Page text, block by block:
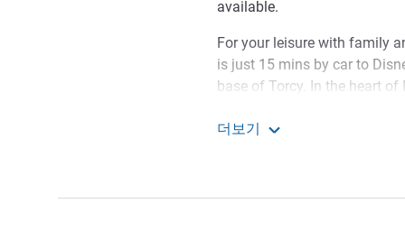
available.
For your leisure with family
is just 15 mins by car to
base of Torcy. In the heart
for business stays in the Paris
더보기